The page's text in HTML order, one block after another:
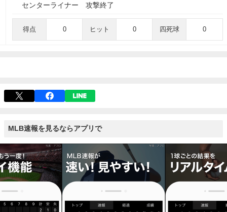
センターライナー 攻撃終了
得点 0 ヒット 0 四死球 0
MLB速報を見るならアプリで